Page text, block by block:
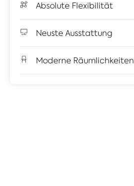
Absolute Flexibilität
Neuste Ausstattung
Moderne Räumlichkeiten